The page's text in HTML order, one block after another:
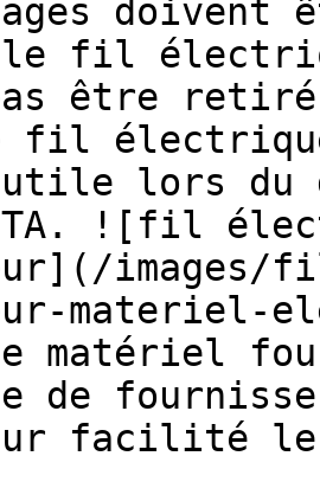
doivent
le fil
être
fil
lors du
![fil
images/
materiel-
matériel
de
facilité le